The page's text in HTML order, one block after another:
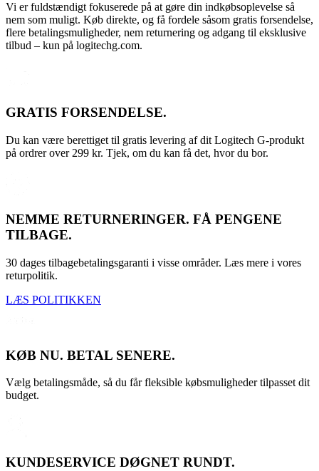
Vi er fuldstændigt fokuserede på at gøre din indkøbsoplevelse så
nem som muligt. Køb direkte, og få fordele såsom gratis forsendelse,
flere betalingsmuligheder, nem returnering og adgang til eksklusive
tilbud – kun på logitechg.com.
GRATIS FORSENDELSE.
Du kan være berettiget til gratis levering af dit Logitech G-produkt
på ordrer over 299 kr. Tjek, om du kan få det, hvor du bor.
NEMME RETURNERINGER. FÅ PENGENE
TILBAGE.
30 dages tilbagebetalingsgaranti i visse områder. Læs mere i vores
returpolitik.
LÆS POLITIKKEN
KØB NU. BETAL SENERE.
Vælg betalingsmåde, så du får fleksible købsmuligheder tilpasset dit
budget.
KUNDESERVICE DØGNET RUNDT.